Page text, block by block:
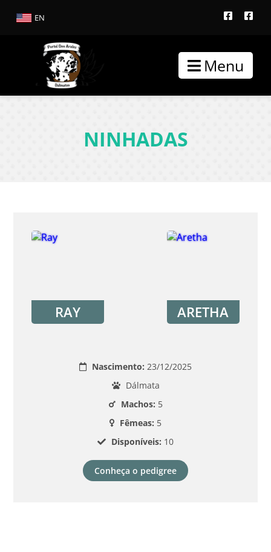
EN
Menu
NINHADAS
RAY ARETHA
Nascimento: 23/12/2025
Dálmata
Machos: 5
Fêmeas: 5
Disponíveis: 10
Conheça o pedigree